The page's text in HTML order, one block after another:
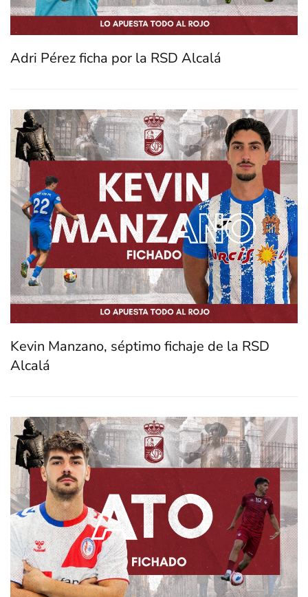
Adri Pérez ficha por la RSD Alcalá
Kevin Manzano, séptimo fichaje de la RSD
Alcalá